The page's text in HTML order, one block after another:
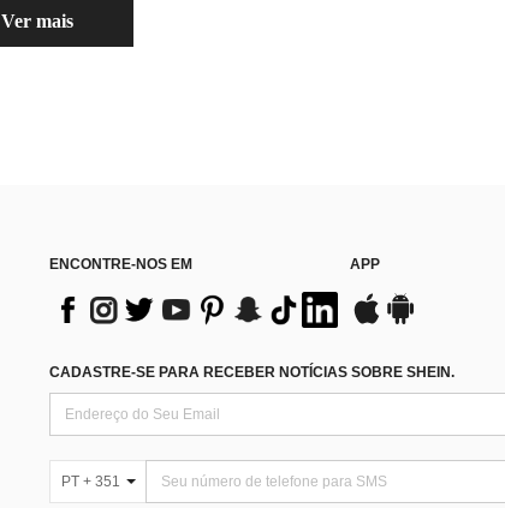
Ver mais
ENCONTRE-NOS EM APP
CADASTRE-SE PARA RECEBER NOTÍCIAS SOBRE SHEIN.
PT + 351